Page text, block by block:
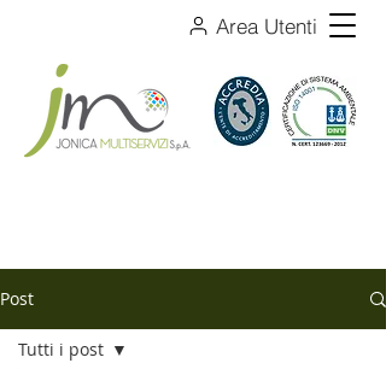
Area Utenti
Post
Tutti i post